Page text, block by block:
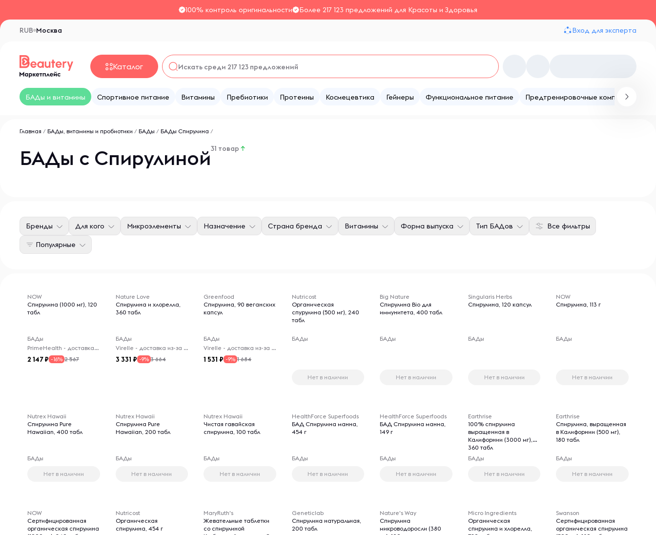
100% контроль оригинальности Более 217 123 предложений для Красоты и Здоровья
Москва
RUB Вход для эксперта
Каталог
БАДы и витамины Спортивное питание Витамины Пребиотики Протеины Космецевтика Гейнеры Функциональное питание Предтренировочные комплексы
Главная / БАДы, витамины и пробиотики / БАДы / БАДы Спирулина /
БАДы с Спирулиной31 товар ↑
Все фильтры
Бренды Для кого Микроэлементы Назначение Страна бренда Витамины Форма выпуска Тип БАДов
Популярные
NOW
Спирулина (1000 мг), 120
табл
БАДы
PrimeHealth - доставка из-за рубежа
2 147 -16% 2 567
Nature Love
Спирулина и хлорелла,
360 табл
БАДы
Virelle - доставка из-за рубежа
3 331 -9% 3 664
Greenfood
Спирулина, 90 веганских
капсул
БАДы
Virelle - доставка из-за рубежа
1 531 -9% 1 684
Nutricost
Органическая
спурулина (500 мг), 240
табл
БАДы
Нет в наличии
Big Nature
Спирулина Bio для
иммунитета, 400 табл
БАДы
Нет в наличии
Singularis Herbs
Спирулина, 120 капсул
БАДы
Нет в наличии
NOW
Спирулина, 113 г
БАДы
Нет в наличии
Nutrex Hawaii
Спирулина Pure
Hawaiian, 400 табл
БАДы
Нет в наличии
Nutrex Hawaii
Спирулина Pure
Hawaiian, 200 табл
БАДы
Нет в наличии
Nutrex Hawaii
Чистая гавайская
спирулина, 100 табл
БАДы
Нет в наличии
HealthForce Superfoods
БАД Спирулина манна,
454 г
БАДы
Нет в наличии
HealthForce Superfoods
БАД Спирулина манна,
149 г
БАДы
Нет в наличии
Earthrise
100% спирулина
выращенная в
Калифорнии (3000 мг),
360 табл
БАДы
Нет в наличии
Earthrise
Спирулина, выращенная
в Калифорнии (500 мг),
180 табл
БАДы
Нет в наличии
NOW
Сертифицированная
органическая спирулина
Nutricost
Органическая
спирулина, 454 г
MaryRuth's
Жевательные таблетки
со спирулиной
Geneticlab
Спирулина натуральная,
200 табл
Nature's Way
Спирулина
микроводоросли (380
Micro Ingredients
Органическая
спирулина и хлорелла,
Swanson
Сертифицированная
органическая спирулина